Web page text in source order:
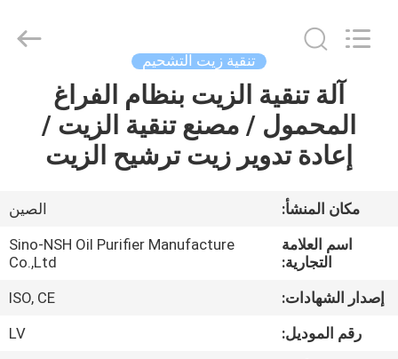
الصفحة
الرئيسية
منتجات
معلومات
جولة
Manufacture
تنقية زيت التشحيم
آلة تنقية الزيت بنظام الفراغ
المحمول / مصنع تنقية الزيت /
إعادة تدوير زيت ترشيح الزيت
مكان المنشأ:
الصين
اسم العلامة
التجارية:
Sino-NSH Oil Purifier Manufacture
Co.,Ltd
إصدار الشهادات:
ISO, CE
رقم الموديل:
LV